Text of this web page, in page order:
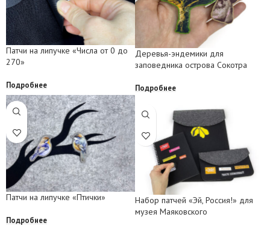
Патчи на липучке «Числа от 0 до
270»
Подробнее
Деревья-эндемики для
заповедника острова Сокотра
Подробнее
Патчи на липучке «Птички»
Подробнее
Набор патчей «Эй, Россия!» для
музея Маяковского